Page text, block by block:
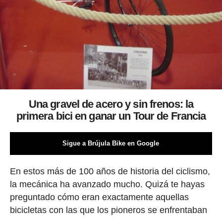
Una gravel de acero y sin frenos: la
primera bici en ganar un Tour de Francia
Sigue a Brújula Bike en Google
En estos más de 100 años de historia del ciclismo,
la mecánica ha avanzado mucho. Quizá te hayas
preguntado cómo eran exactamente aquellas
bicicletas con las que los pioneros se enfrentaban